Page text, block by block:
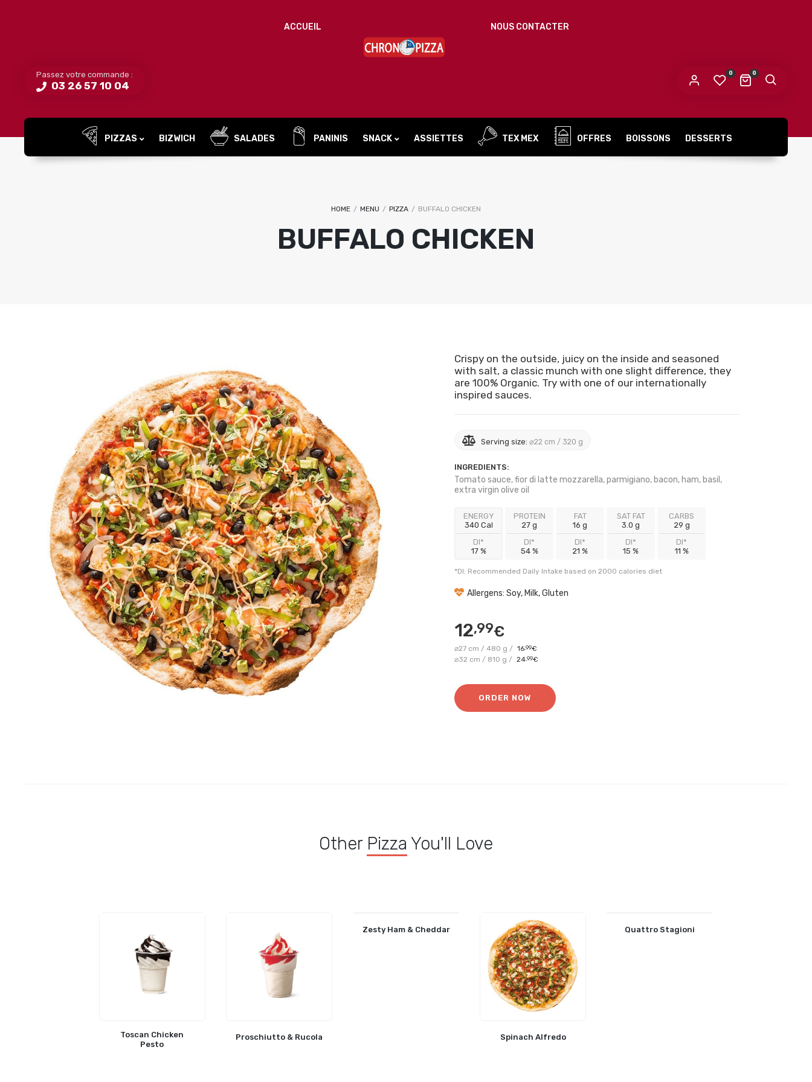
NOUS CONTACTER
ACCUEIL
Passez votre commande :
03 26 57 10 04
0
0
IDENTIFICATION
Mot de passe perdu ?
Vos données personnelles seront utilisées pour vous
S’ENREGISTRER
PIZZAS BIZWICH SALADES PANINIS SNACK ASSIETTES TEX MEX OFFRES BOISSONS DESSERTS
HOME / MENU / PIZZA / BUFFALO CHICKEN
BUFFALO CHICKEN
Crispy on the outside, juicy on the inside and seasoned
with salt, a classic munch with one slight difference, they
are 100% Organic. Try with one of our internationally
inspired sauces.
Serving size: ⌀22 cm / 320 g
INGREDIENTS:
Tomato sauce, fior di latte mozzarella, parmigiano, bacon, ham, basil,
extra virgin olive oil
ENERGY
340 Cal
DI*
17 %
PROTEIN
27 g
DI*
54 %
FAT
16 g
DI*
21 %
SAT FAT
3.0 g
DI*
15 %
CARBS
29 g
DI*
11 %
*DI: Recommended Daily Intake based on 2000 calories diet
Allergens: Soy, Milk, Gluten
12,99€
⌀27 cm / 480 g / 16 ,99€
⌀32 cm / 810 g / 24 ,99€
ORDER NOW
Other Pizza You'll Love
Toscan Chicken
Pesto
Proschiutto & Rucola
Zesty Ham & Cheddar
Spinach Alfredo
Quattro Stagioni